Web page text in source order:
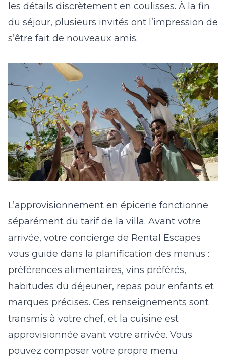
les détails discrètement en coulisses. À la fin
du séjour, plusieurs invités ont l’impression de
s’être fait de nouveaux amis.
L’approvisionnement en épicerie fonctionne
séparément du tarif de la villa. Avant votre
arrivée, votre concierge de Rental Escapes
vous guide dans la planification des menus :
préférences alimentaires, vins préférés,
habitudes du déjeuner, repas pour enfants et
marques précises. Ces renseignements sont
transmis à votre chef, et la cuisine est
approvisionnée avant votre arrivée. Vous
pouvez composer votre propre menu